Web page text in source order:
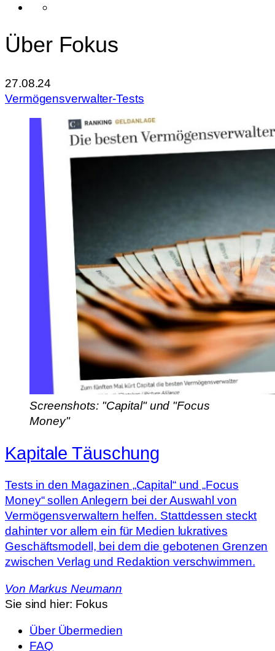
Über Fokus
27.08.24
Vermögensverwalter-Tests
Screenshots: "Capital" und "Focus
Money"
Kapitale Täuschung
Tests in den Magazinen „Capital“ und „Focus
Money“ sollen Anlegern bei der Auswahl von
Vermögensverwaltern helfen. Stattdessen steckt
dahinter vor allem ein für Medien lukratives
Geschäftsmodell, bei dem die gebotenen Grenzen
zwischen Verlag und Redaktion verschwimmen.
Von Markus Neumann
Sie sind hier: Fokus
Über Übermedien
FAQ